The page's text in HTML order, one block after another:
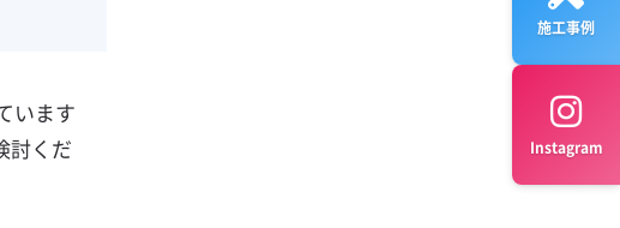
います
討くだ
施工事例
Instagram